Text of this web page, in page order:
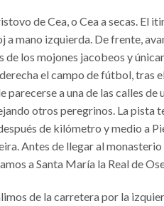
de Cea, o Cea a secas. El
mano izquierda. De frente,
los mojones jacobeos y
el campo de fútbol, tras
a una de las calles
otros peregrinos. La pista
de kilómetro y medio a
Antes de llegar al
a Santa María la Real de
de la carretera por la